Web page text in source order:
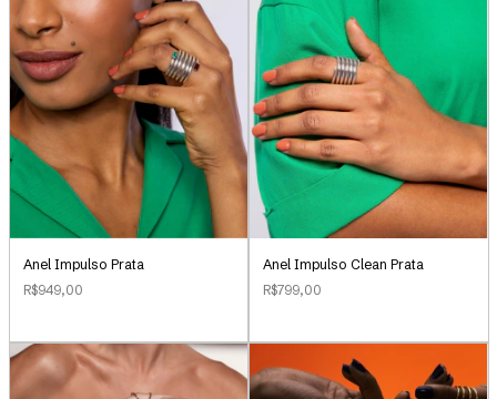
Anel Impulso Prata
R$949,00
Anel Impulso Clean Prata
R$799,00